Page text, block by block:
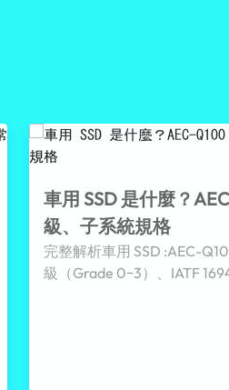
車用 SSD 是什麼？
級、子系統規格
完整解析車用 SSD :AEC-
級（Grade 0~3）、IATF